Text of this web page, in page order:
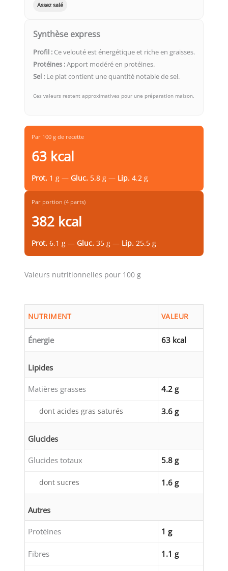
Assez salé
Synthèse express
Profil : Ce velouté est énergétique et riche en graisses.
Protéines :Apport modéré en protéines.
Sel : Le plat contient une quantité notable de sel.
Ces valeurs restent approximatives pour une préparation maison.
Par 100 g de recette
63 kcal
Prot. 1 g — Gluc. 5.8 g — Lip. 4.2 g
Par portion (4 parts)
382 kcal
Prot. 6.1 g — Gluc. 35 g — Lip. 25.5 g
Valeurs nutritionnelles pour 100 g
NUTRIMENT VALEUR
Énergie 63 kcal
Lipides
Matières grasses 4.2 g
dont acides gras saturés 3.6 g
Glucides
Glucides totaux 5.8 g
dont sucres 1.6 g
Autres
Protéines 1 g
Fibres 1.1 g